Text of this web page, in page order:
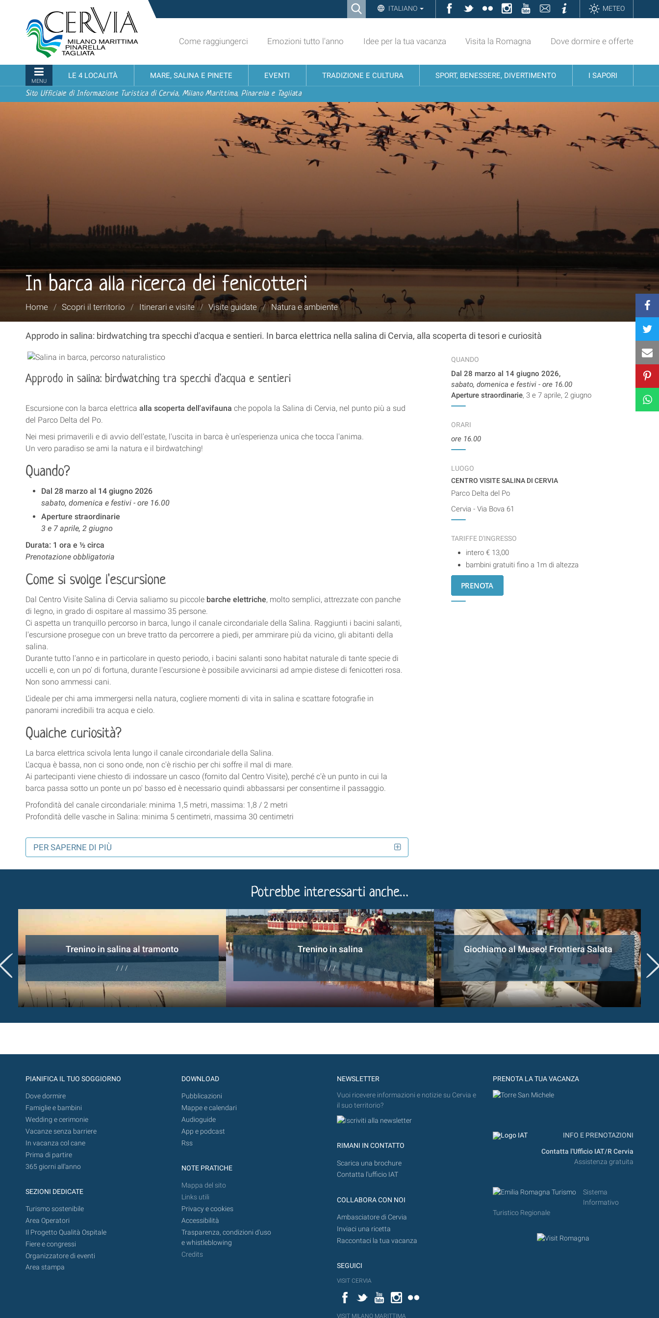
contenuti.
alla
navigazione
Ricerca ITALIANO Facebook
TwitterFlickrInstagramYouTubeContattiInformazioniMETEO
turistico
ufficiale
Cervia,
Milano
Marittima,
Pinarella,
Tagliata
Come raggiungerci Emozioni tutto l'anno Idee per la tua vacanza Visita la Romagna Dove dormire e offerte
MENU
LE 4 LOCALITÀ MARE, SALINA E PINETE EVENTI TRADIZIONE E CULTURA SPORT, BENESSERE, DIVERTIMENTO I SAPORI
Sito Ufficiale di Informazione Turistica di Cervia, Milano Marittima, Pinarella e Tagliata
In barca alla ricerca dei fenicotteri
Tu
Home / Scopri il territorio / Itinerari e visite / Visite guidate / Natura e ambiente
Approdo in salina: birdwatching tra specchi d'acqua e sentieri. In barca elettrica nella salina di Cervia, alla scoperta di tesori e curiosità
Approdo in salina: birdwatching tra specchi d'acqua e sentieri
Escursione con la barca elettrica alla scoperta dell'avifauna che popola la Salina di Cervia, nel punto più a sud
del Parco Delta del Po.
Nei mesi primaverili e di avvio dell'estate, l'uscita in barca è un'esperienza unica che tocca l'anima.
Un vero paradiso se ami la natura e il birdwatching!
Quando?
Dal 28 marzo al 14 giugno 2026
sabato, domenica e festivi - ore 16.00
Aperture straordinarie
3 e 7 aprile, 2 giugno
Durata: 1 ora e ½ circa
Prenotazione obbligatoria
Come si svolge l'escursione
Dal Centro Visite Salina di Cervia saliamo su piccole barche elettriche, molto semplici, attrezzate con panche
di legno, in grado di ospitare al massimo 35 persone.
Ci aspetta un tranquillo percorso in barca, lungo il canale circondariale della Salina. Raggiunti i bacini salanti,
l'escursione prosegue con un breve tratto da percorrere a piedi, per ammirare più da vicino, gli abitanti della
salina.
Durante tutto l'anno e in particolare in questo periodo, i bacini salanti sono habitat naturale di tante specie di
uccelli e, con un po' di fortuna, durante l'escursione è possibile avvicinarsi ad ampie distese di fenicotteri rosa.
Non sono ammessi cani.
L'ideale per chi ama immergersi nella natura, cogliere momenti di vita in salina e scattare fotografie in
panorami incredibili tra acqua e cielo.
Qualche curiosità?
La barca elettrica scivola lenta lungo il canale circondariale della Salina.
L'acqua è bassa, non ci sono onde, non c'è rischio per chi soffre il mal di mare.
Ai partecipanti viene chiesto di indossare un casco (fornito dal Centro Visite), perché c'è un punto in cui la
barca passa sotto un ponte un po' basso ed è necessario quindi abbassarsi per consentirne il passaggio.
Profondità del canale circondariale: minima 1,5 metri, massima: 1,8 / 2 metri
Profondità delle vasche in Salina: minima 5 centimetri, massima 30 centimetri
PER SAPERNE DI PIÙ
QUANDO
Dal 28 marzo al 14 giugno 2026,
sabato, domenica e festivi - ore 16.00
Aperture straordinarie, 3 e 7 aprile, 2 giugno
ORARI
ore 16.00
LUOGO
CENTRO VISITE SALINA DI CERVIA
Parco Delta del Po
Cervia - Via Bova 61
TARIFFE D'INGRESSO
intero € 13,00
bambini gratuiti fino a 1m di altezza
Potrebbe interessarti anche…
Trenino in salina al tramonto
/ / /
Trenino in salina
/ / /
Giochiamo al Museo! Frontiera Salata
/ /
PIANIFICA IL TUO SOGGIORNO
Dove dormire
Famiglie e bambini
Wedding e cerimonie
Vacanze senza barriere
In vacanza col cane
Prima di partire
365 giorni all’anno
SEZIONI DEDICATE
Turismo sostenibile
Area Operatori
Il Progetto Qualità Ospitale
Fiere e congressi
Organizzatore di eventi
Area stampa
DOWNLOAD
Pubblicazioni
Mappe e calendari
Audioguide
App e podcast
Rss
NOTE PRATICHE
Mappa del sito
Links utili
Privacy e cookies
Accessibilità
Trasparenza, condizioni d'uso
e whistleblowing
Credits
NEWSLETTER
Vuoi ricevere informazioni e notizie su Cervia e
il suo territorio?
RIMANI IN CONTATTO
Scarica una brochure
Contatta l'ufficio IAT
COLLABORA CON NOI
Ambasciatore di Cervia
Inviaci una ricetta
Raccontaci la tua vacanza
SEGUICI
VISIT CERVIA
FacebookTwitterYouTubeInstagram
VISIT MILANO MARITTIMA
PRENOTA LA TUA VACANZA
INFO E PRENOTAZIONI
Contatta l'Ufficio IAT/R Cervia
Assistenza gratuita
Sistema
Informativo
Turistico Regionale